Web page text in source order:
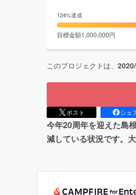
124%達成
目標金額1,000,000円
このプロジェクトは、
ポスト シェ
今年20周年を迎えた島
減している状況です。